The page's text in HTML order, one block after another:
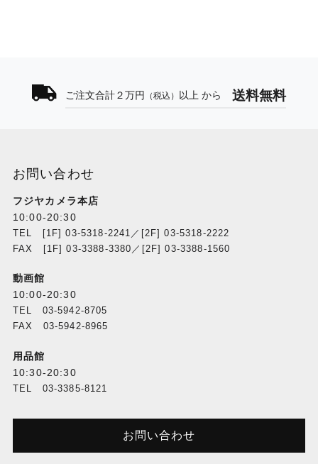
ご注文合計２万円 （税込） 以上 から 送料無料
お問い合わせ
フジヤカメラ本店
10:00-20:30
TEL [1F] 03-5318-2241／[2F] 03-5318-2222
FAX [1F] 03-3388-3380／[2F] 03-3388-1560
動画館
10:00-20:30
TEL 03-5942-8705
FAX 03-5942-8965
用品館
10:30-20:30
TEL 03-3385-8121
お問い合わせ